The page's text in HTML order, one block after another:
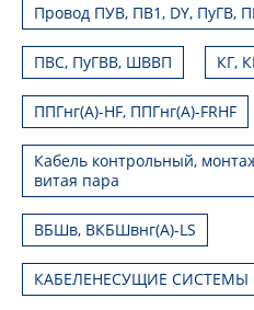
Провод ПУВ, ПВ1, DY, ПуГВ,
ПВС, ПуГВВ, ШВВП КГ,
ППГнг(А)-HF, ППГнг(А)-FRHF
Кабель контрольный,
витая пара
ВБШв, ВКБШвнг(А)-LS
КАБЕЛЕНЕСУЩИЕ СИСТЕМЫ